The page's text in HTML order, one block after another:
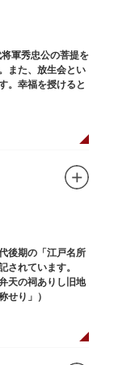
案内板や説明版
軍秀忠公の菩提を
また、放生会とい
。幸福を授けると
後期の「江戸名所
されています。
天の祠ありし旧地
せり」）